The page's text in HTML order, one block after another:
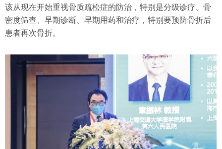
该从现在开始重视骨质疏松症的防治，特别是分级诊疗、骨
密度筛查、早期诊断、早期用药和治疗，特别要预防骨折后
患者再次骨折。